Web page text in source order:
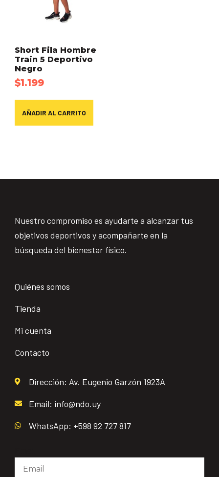
Short Fila Hombre
Train 5 Deportivo
Negro
$1.199
AÑADIR AL CARRITO
Nuestro compromiso es ayudarte a alcanzar tus
objetivos deportivos y acompañarte en la
búsqueda del bienestar físico.
Quiénes somos
Tienda
Mi cuenta
Contacto
Dirección: Av. Eugenio Garzón 1923A
Email: info@ndo.uy
WhatsApp: +598 92 727 817